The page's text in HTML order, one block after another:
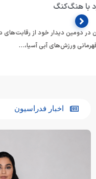
ژاپن آغاز کرد
تیم ملی واترپلوی جوانان ایران
مسابقات ورزش‌های آبی رده‌های
اخبار فدراسیون